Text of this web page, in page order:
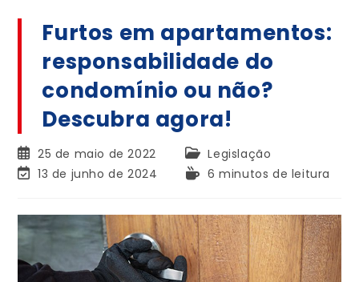
Furtos em apartamentos:
responsabilidade do
condomínio ou não?
Descubra agora!
25 de maio de 2022
Legislação
13 de junho de 2024
6 minutos de leitura